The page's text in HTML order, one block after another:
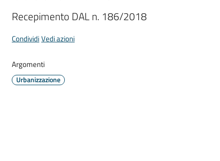
Prenotazione
A
Recepimento DAL n. 186/2018
CondividiVedi azioni
Argomenti
Urbanizzazione